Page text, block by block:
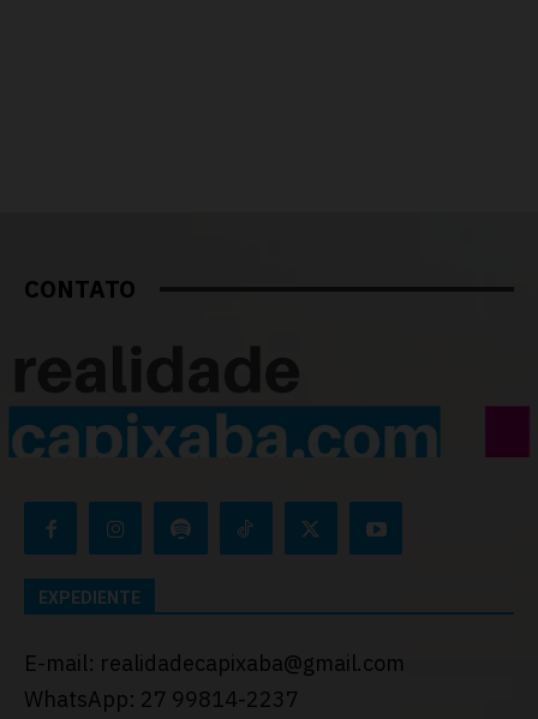
CONTATO
EXPEDIENTE
E-mail: realidadecapixaba@gmail.com
WhatsApp: 27 99814-2237